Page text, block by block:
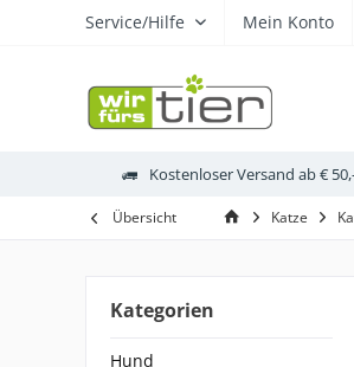
Service/Hilfe Mein Konto
Kostenloser Versand ab €
Übersicht Katze
Kategorien
Hund